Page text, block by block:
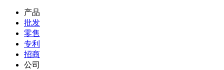
产品
批发
零售
专利
招商
公司